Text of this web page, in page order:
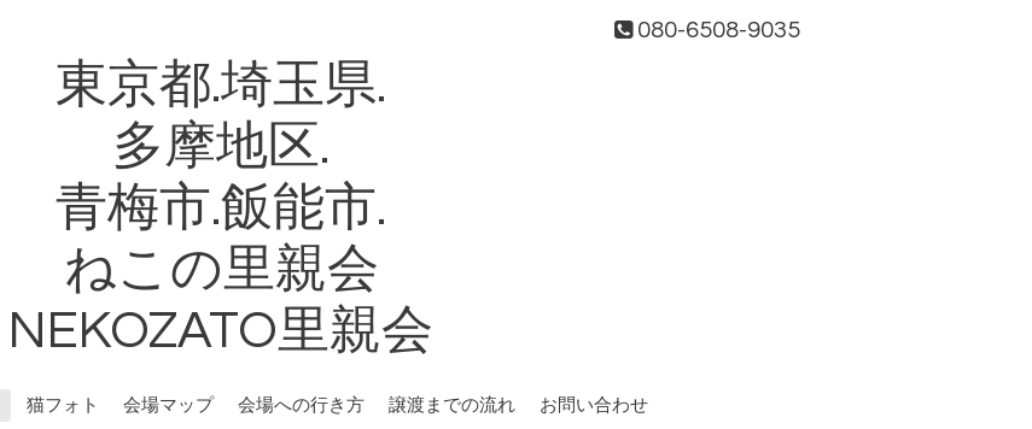
080-6508-9035
東京都.埼玉県.
多摩地区.
青梅市.飯能市.
ねこの里親会
NEKOZATO里親会
猫フォト 会場マップ 会場への行き方 譲渡までの流れ お問い合わせ